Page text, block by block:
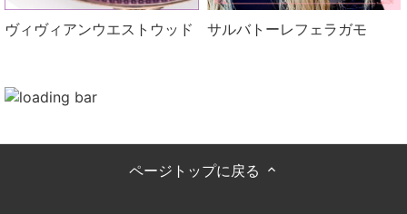
ヴィヴィアンウエストウッド サルバトーレフェラガモ
ページトップに戻る